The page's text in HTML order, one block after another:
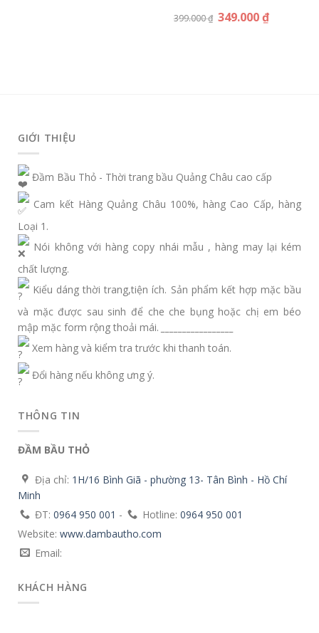
399.000₫ 349.000₫
GIỚI THIỆU
Đầm Bầu Thỏ - Thời trang bầu Quảng Châu cao cấp
Cam kết Hàng Quảng Châu 100%, hàng Cao Cấp, hàng
Loại 1.
Nói không với hàng copy nhái mẫu , hàng may lại kém
chất lượng.
Kiểu dáng thời trang,tiện ích. Sản phẩm kết hợp mặc bầu
và mặc được sau sinh để che che bụng hoặc chị em béo
mập mặc form rộng thoải mái.
Xem hàng và kiểm tra trước khi thanh toán.
Đổi hàng nếu không ưng ý.
THÔNG TIN
ĐẦM BẦU THỎ
Địa chỉ: 1H/16 Bình Giã - phường 13- Tân Bình - Hồ Chí
Minh
ĐT: 0964 950 001 - Hotline: 0964 950 001
Website: www.dambautho.com
Email:
KHÁCH HÀNG